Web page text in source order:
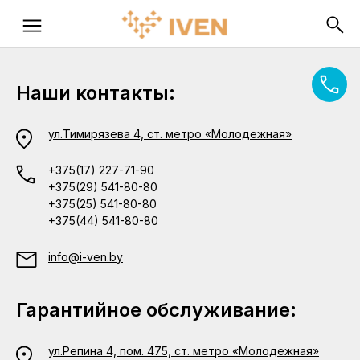
Наши контакты:
ул.Тимирязева 4, ст. метро «Молодежная»
+375(17) 227-71-90
+375(29) 541-80-80
+375(25) 541-80-80
+375(44) 541-80-80
info@i-ven.by
Гарантийное обслуживание:
ул.Репина 4, пом. 475, ст. метро «Молодежная»